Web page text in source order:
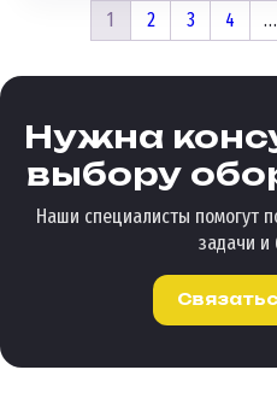
1 2 3 4 …
Нужна
выбору
Наши специалисты помогут
задачи